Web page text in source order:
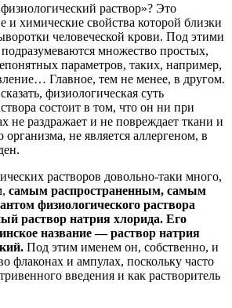
раствор»? Это
и химические свойства которой близки
человеческой крови. Под этими
множество простых,
параметров, таких, например,
Главное, тем не менее, в другом.
физиологическая суть
состоит в том, что он ни при
не раздражает и не повреждает ткани и
организма, не является аллергеном, в
растворов довольно-таки много,
самым распространенным, самым
физиологического раствора
раствор натрия хлорида. Его
название — раствор натрия
Под этим именем он, собственно, и
флаконах и ампулах, поскольку часто
введения и как растворитель